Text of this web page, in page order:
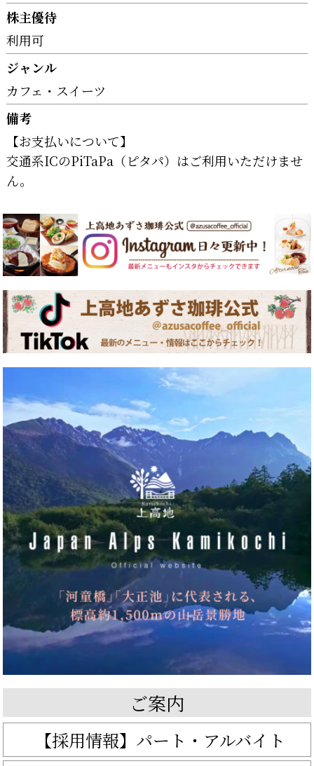
株主優待
利用可
ジャンル
カフェ・スイーツ
備考
【お支払いについて】
交通系ICのPiTaPa（ピタパ）はご利用いただけませ
ん。
ご案内
【採用情報】パート・アルバイト